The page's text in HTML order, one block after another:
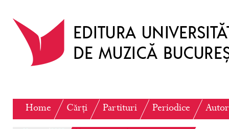
Home Cărți Partituri Periodice